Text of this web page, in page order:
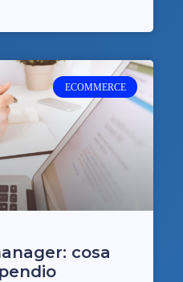
ECOMMERCE
cosa